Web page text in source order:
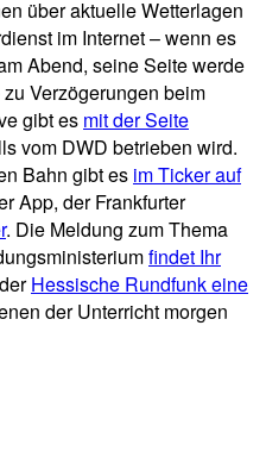
über aktuelle Wetterlagen
im Internet – wenn es
Abend, seine Seite werde
Verzögerungen beim
gibt es mit der Seite
vom DWD betrieben wird.
Bahn gibt es im Ticker auf
App, der Frankfurter
. Die Meldung zum Thema
findet Ihr
Hessische Rundfunk eine
der Unterricht morgen